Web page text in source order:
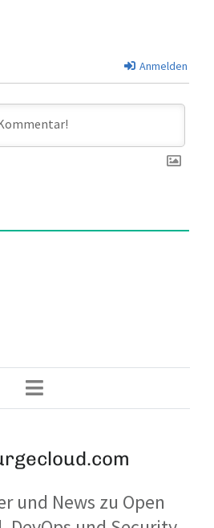
Anmelden
und News zu Open